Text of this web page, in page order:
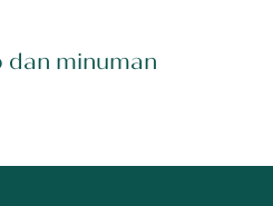
dan minuman